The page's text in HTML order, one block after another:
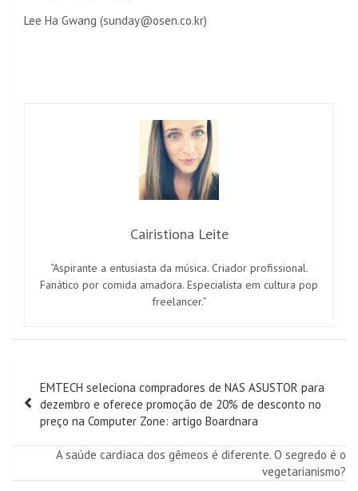
Lee Ha Gwang (sunday@osen.co.kr)
Cairistiona Leite
“Aspirante a entusiasta da música. Criador profissional.
Fanático por comida amadora. Especialista em cultura pop
freelancer.”
de
artigos
EMTECH seleciona compradores de NAS ASUSTOR para
dezembro e oferece promoção de 20% de desconto no
preço na Computer Zone: artigo Boardnara
A saúde cardíaca dos gêmeos é diferente. O segredo é o
vegetarianismo?